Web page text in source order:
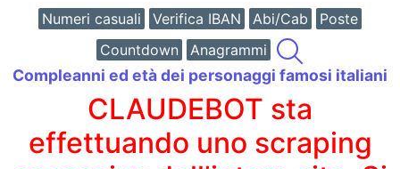
Numeri casuali Verifica IBAN Abi/Cab
Poste
Countdown
Anagrammi
Compleanni ed età dei personaggi famosi italiani
CLAUDEBOT sta
effettuando uno scraping